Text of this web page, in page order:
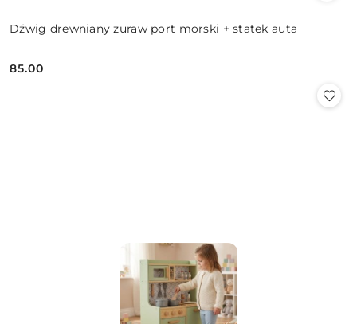
Dźwig drewniany żuraw port morski + statek auta
Cena:
85.00